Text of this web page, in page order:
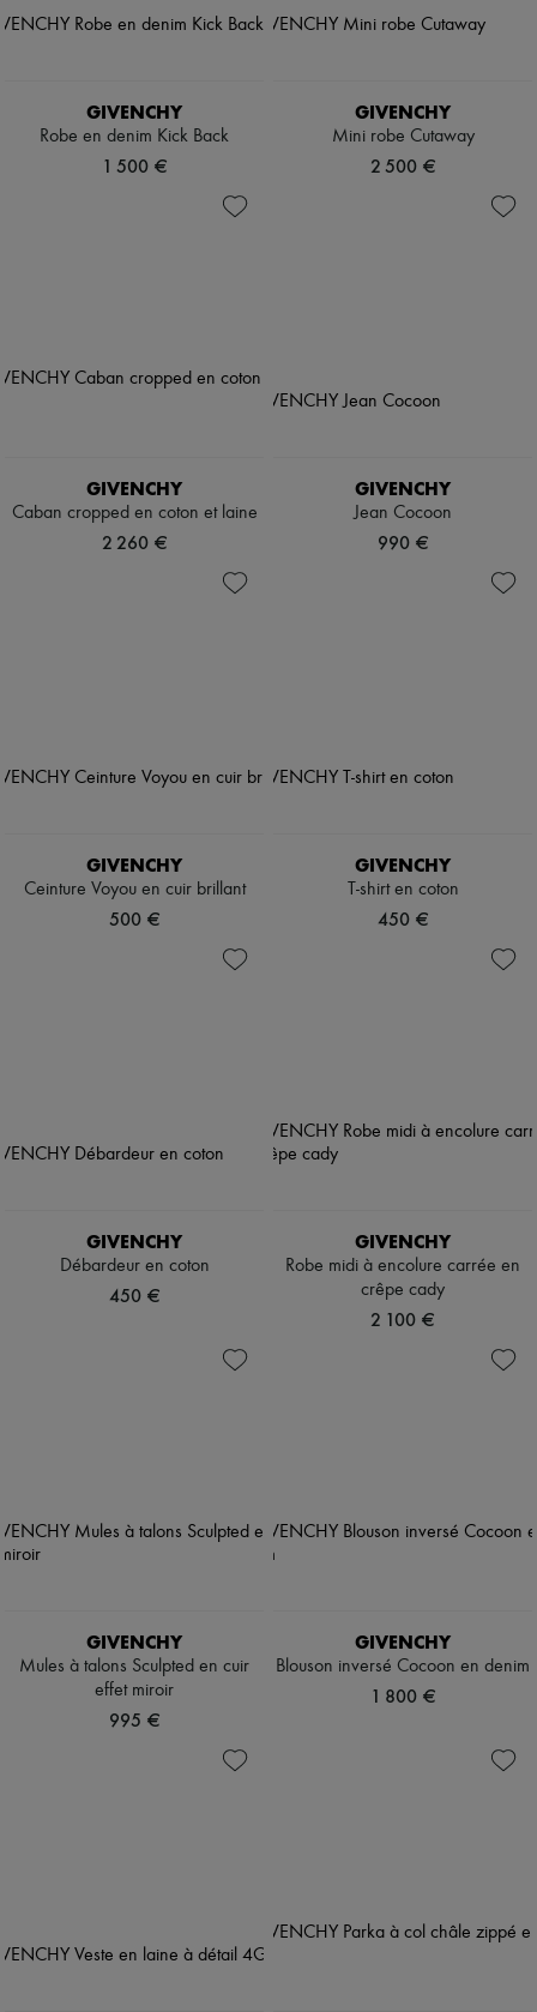
GIVENCHY
Robe en denim Kick Back
1 500 €
GIVENCHY
Mini robe Cutaway
2 500 €
GIVENCHY
Caban cropped en coton et laine
2 260 €
GIVENCHY
Jean Cocoon
990 €
GIVENCHY
Ceinture Voyou en cuir brillant
500 €
GIVENCHY
T-shirt en coton
450 €
GIVENCHY
Débardeur en coton
450 €
GIVENCHY
Robe midi à encolure carrée en
crêpe cady
2 100 €
GIVENCHY
Mules à talons Sculpted en cuir
effet miroir
995 €
GIVENCHY
Blouson inversé Cocoon en denim
1 800 €